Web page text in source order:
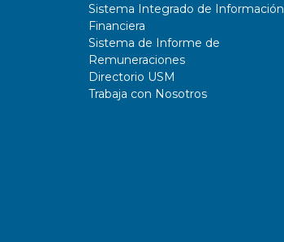
Sistema Integrado de Información
Financiera
Sistema de Informe de
Remuneraciones
Directorio USM
Trabaja con Nosotros